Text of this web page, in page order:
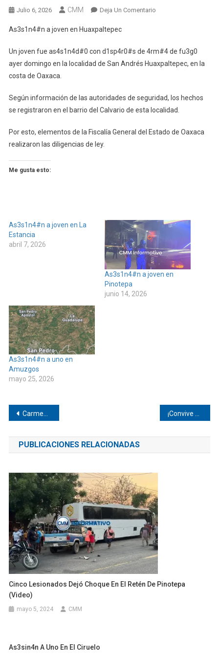
Julio 6, 2026 CMM Deja Un ComentarioEn
En
Huaxpaltepec
As3s1n4#n a joven en Huaxpaltepec
Un joven fue as4s1n4d#0 con d1sp4r0#s de 4rm#4 de fu3g0
ayer domingo en la localidad de San Andrés Huaxpaltepec, en la
costa de Oaxaca.
Según información de las autoridades de seguridad, los hechos
se registraron en el barrio del Calvario de esta localidad.
Por esto, elementos de la Fiscalía General del Estado de Oaxaca
realizaron las diligencias de ley.
Me gusta esto:
As3s1n4#n a joven en La
Estancia
abril 7, 2026
As3s1n4#n a joven en
Pinotepa
junio 14, 2026
As3s1n4#n a uno en
Amuzgos
mayo 25, 2026
Navegación
de
entradas
Carmen Bautista recuerda recorridos con AMLO ¡Convive el Mvz. Antonio Mondragón Cruz con productores de la microrregión de los Jicayanes!
PUBLICACIONES RELACIONADAS
Cinco Lesionados Dejó Choque En El Retén De Pinotepa
(video)
mayo 5, 2024 CMM
As3sin4n A Uno En El Ciruelo